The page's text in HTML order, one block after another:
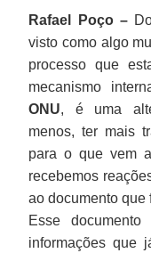
Rafael Poço –Do
visto como algo
processo que
mecanismo
ONU, é uma
menos, ter mais
para o que vem
recebemos
ao documento que
Esse
informações que